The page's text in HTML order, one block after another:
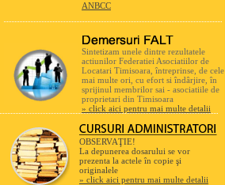
ANBCC
Sintetizam unele dintre rezultatele
actiunilor Federatiei Asociatiilor de
Locatari Timisoara, întreprinse, de cele
mai multe ori, cu efort si îndârjire, în
sprijinul membrilor sai - asociatiile de
proprietari din Timisoara
» click aici pentru mai multe detalii
OBSERVAŢIE!
La depunerea dosarului se vor
prezenta la actele în copie şi
originalele
» click aici pentru mai multe detalii